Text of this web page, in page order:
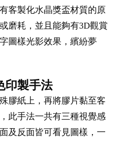
客製化水晶獎盃材質的原
磨耗，並且能夠有3D觀賞
圖樣光影效果，繽紛夢
印製手法
膠紙上，再將膠片黏至客
此手法一共有三種視覺感
及反面皆可看見圖樣，一